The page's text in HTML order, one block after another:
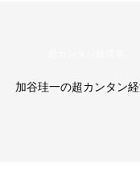
加谷珪一の超カンタン経